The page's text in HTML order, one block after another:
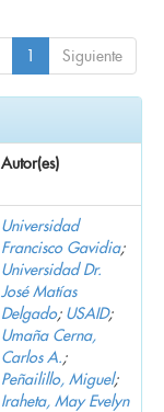
1 Siguiente
Autor(es)
Universidad
Francisco Gavidia;
Universidad Dr.
José Matías
Delgado; USAID;
Umaña Cerna,
Carlos A.;
Peñailillo, Miguel;
Iraheta, May Evelyn